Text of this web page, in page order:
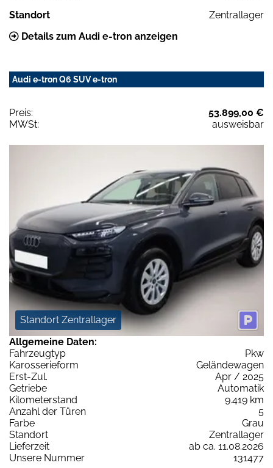
Standort
Zentrallager
Details zum Audi e-tron anzeigen
Audi e-tron Q6 SUV e-tron
Preis:
53.899,00 €
MWSt:
ausweisbar
Standort Zentrallager
Allgemeine Daten:
Fahrzeugtyp
Pkw
Karosserieform
Geländewagen
Erst-Zul.
Apr / 2025
Getriebe
Automatik
Kilometerstand
9.419 km
Anzahl der Türen
5
Farbe
Grau
Standort
Zentrallager
Lieferzeit
ab ca. 11.08.2026
Unsere Nummer
131477